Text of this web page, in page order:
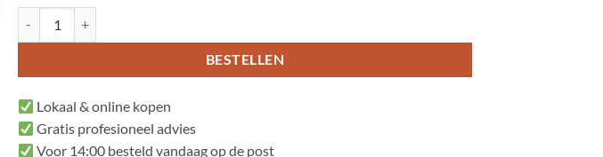
BESTELLEN
Lokaal & online kopen
Gratis profesioneel advies
Voor 14:00 besteld vandaag op de post